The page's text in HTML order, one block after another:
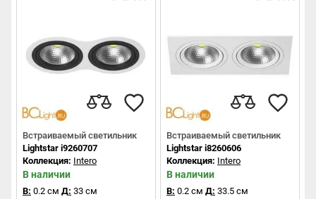
Встраиваемый светильник
Lightstar i9260707
Коллекция: Intero
В наличии
В: 0.2 см Д: 33 см
Встраиваемый светильник
Lightstar i8260606
Коллекция: Intero
В наличии
В: 0.2 см Д: 33.5 см